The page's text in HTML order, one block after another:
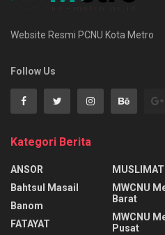
Website Resmi PCNU Kota Metro
Follow Us
Kategori Berita
ANSOR
Bahtsul Masail
Banom
FATAYAT
MWCNU
Barat
MWCNU
Pusat